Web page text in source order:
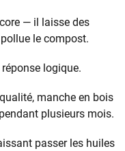
— il laisse des
le compost.
logique.
manche en bois
plusieurs mois.
passer les huiles